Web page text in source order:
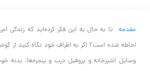
مقدمه
تا به حال به این فکر کرده‌اید که زندگی
احاطه شده است؟ اگر به اطراف خود نگاه کنید از
وسایل آشپزخانه و پروفیل درب و پنجره‌ها، بدنه